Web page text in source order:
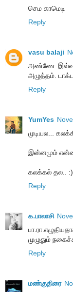
செம காமெடி
Reply
vasu balaji
அண்ணே
அழுத்தம்.
Reply
YumYes
முடியல...
இன்னமும்
கலக்கல் தல..
Reply
க.பாலாசி
முழுதும்
Reply
மண்குதிரை